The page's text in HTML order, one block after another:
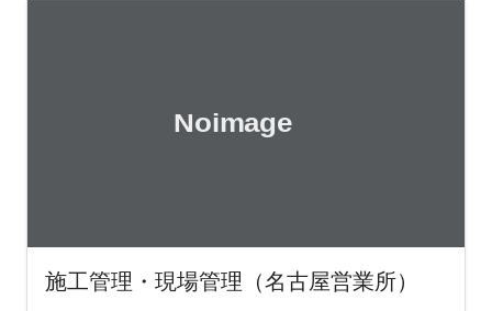
施工管理・現場管理（名古屋営業所）